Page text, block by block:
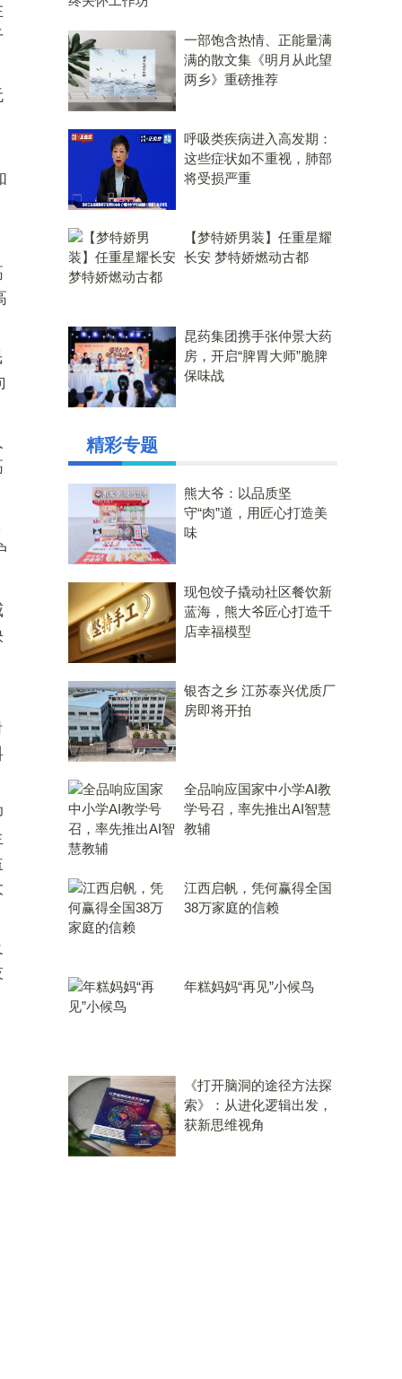
一部饱含热情、正能量满
满的散文集《明月从此望
两乡》重磅推荐
呼吸类疾病进入高发期：
这些症状如不重视，肺部
将受损严重
【梦特娇男装】任重星耀
长安 梦特娇燃动古都
昆药集团携手张仲景大药
房，开启“脾胃大师”脆脾
保味战
精彩专题
熊大爷：以品质坚
守“肉”道，用匠心打造美
味
现包饺子撬动社区餐饮新
蓝海，熊大爷匠心打造千
店幸福模型
银杏之乡 江苏泰兴优质厂
房即将开拍
全品响应国家中小学AI教
学号召，率先推出AI智慧
教辅
江西启帆，凭何赢得全国
38万家庭的信赖
年糕妈妈“再见”小候鸟
《打开脑洞的途径方法探
索》：从进化逻辑出发，
获新思维视角